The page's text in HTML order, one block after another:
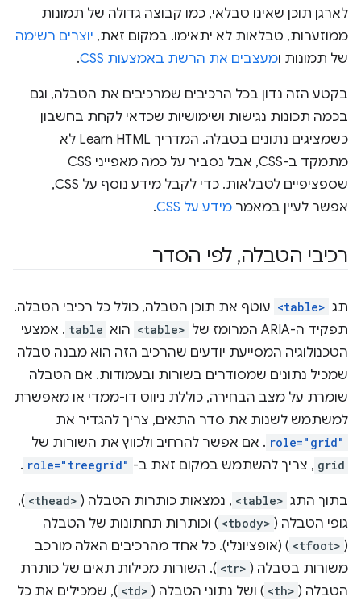
לארגן תוכן שאינו טבלאי, כמו קבוצה גדולה של תמונות
ממוזערות, טבלאות לא יתאימו. במקום זאת, יוצרים רשימה
של תמונות ומעצבים את הרשת באמצעות CSS .
בקטע הזה נדון בכל הרכיבים שמרכיבים את הטבלה, וגם
בכמה תכונות נגישות ושימושיות שכדאי לקחת בחשבון
כשמציגים נתונים בטבלה. המדריך Learn HTML לא
מתמקד ב-CSS, אבל נסביר על כמה מאפייני CSS
שספציפיים לטבלאות. כדי לקבל מידע נוסף על CSS,
אפשר לעיין במאמר מידע על CSS .
רכיבי הטבלה, לפי הסדר
תג <table> עוטף את תוכן הטבלה, כולל כל רכיבי הטבלה.
תפקיד ה-ARIA המרומז של
<table> הוא table . אמצעי
הטכנולוגיה המסייעת יודעים שהרכיב הזה הוא מבנה טבלה
שמכיל נתונים שמסודרים בשורות ובעמודות. אם הטבלה
שומרת על מצב הבחירה, כוללת ניווט דו-ממדי או מאפשרת
למשתמש לשנות את סדר התאים, צריך להגדיר את
role="grid" . אם אפשר להרחיב ולכווץ את השורות של
grid , צריך להשתמש במקום זאת ב- role="treegrid"
.
בתוך התג <table> , נמצאות כותרות הטבלה ( <thead>
),
גופי הטבלה ( <tbody> ) וכותרות תחתונות של הטבלה
(
<tfoot> ) (אופציונלי). כל אחד מהרכיבים האלה מורכב
משורות בטבלה ( <tr> ). השורות מכילות תאים של כותרת
הטבלה ( <th> ) ושל נתוני הטבלה ( <td> ), שמכילים את כל